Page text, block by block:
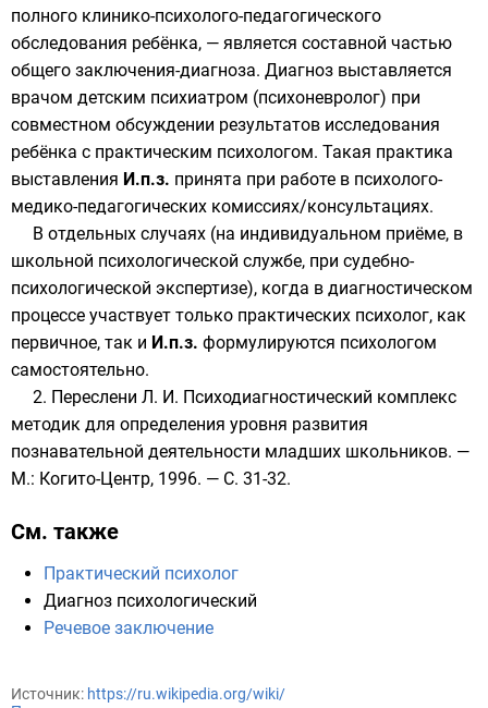
полного клинико-психолого-педагогического
обследования ребёнка, — является составной частью
общего заключения-диагноза. Диагноз выставляется
врачом детским психиатром (психоневролог) при
совместном обсуждении результатов исследования
ребёнка с практическим психологом. Такая практика
выставления И.п.з. принята при работе в психолого-
медико-педагогических комиссиях/консультациях.
В отдельных случаях (на индивидуальном приёме, в
школьной психологической службе, при судебно-
психологической экспертизе), когда в диагностическом
процессе участвует только практических психолог, как
первичное, так и И.п.з. формулируются психологом
самостоятельно.
2. Переслени Л. И. Психодиагностический комплекс
методик для определения уровня развития
познавательной деятельности младших школьников. —
М.: Когито-Центр, 1996. — С. 31-32.
См. также
Практический психолог
Диагноз психологический
Речевое заключение
Источник: https://ru.wikipedia.org/wiki/